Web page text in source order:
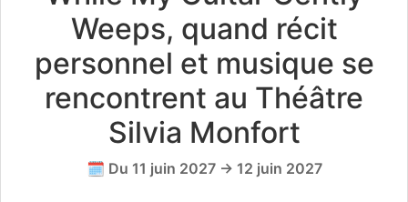
Weeps, quand récit
personnel et musique se
rencontrent au Théâtre
Silvia Monfort
🗓️ Du 11 juin 2027 → 12 juin 2027